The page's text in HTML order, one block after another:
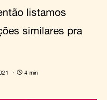
listamos
similares pra
4 min